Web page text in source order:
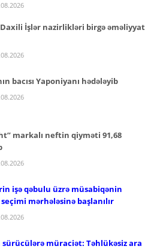
İşlər nazirlikləri birgə əməliyyat
bacısı Yaponiyanı hədələyib
markalı neftin qiyməti 91,68
işə qəbulu üzrə müsabiqənin
mərhələsinə başlanılır
sürücülərə müraciət: Təhlükəsiz ara